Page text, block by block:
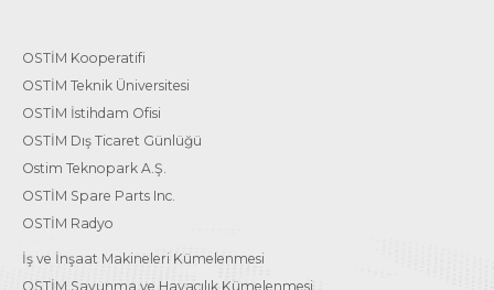
OSTİM Kooperatifi
OSTİM Teknik Üniversitesi
OSTİM İstihdam Ofisi
OSTİM Dış Ticaret Günlüğü
Ostim Teknopark A.Ş.
OSTİM Spare Parts Inc.
OSTİM Radyo
İş ve İnşaat Makineleri Kümelenmesi
OSTİM Savunma ve Havacılık Kümelenmesi